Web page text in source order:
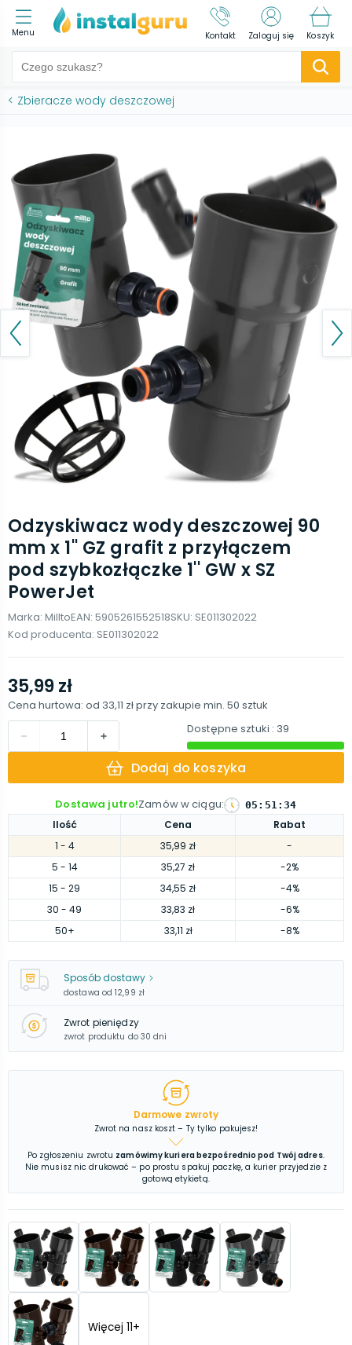
Menu Kontakt Zaloguj się Koszyk
< Zbieracze wody deszczowej
Odzyskiwacz wody deszczowej 90
mm x 1'' GZ grafit z przyłączem
pod szybkozłączke 1'' GW x SZ
PowerJet
Marka: MilltoEAN: 5905261552518SKU: SE011302022
Kod producenta: SE011302022
Ilość Cena
Rabat
1 - 4 35,99 zł
-
5 - 14 35,27 zł
-2%
15 - 29 34,55 zł
-4%
30 - 49 33,83 zł
-6%
50+ 33,11 zł -8%
35,99 zł
Cena hurtowa: od 33,11 złprzy zakupie min. 50 sztuk
Dostępne sztuki : 39
Dodaj do koszyka
Dostawa jutro!Zamów w ciągu: 05 : 51:33
Sposób dostawy
dostawa od 12,99 zł
Zwrot pieniędzy
zwrot produktu do 30 dni
Darmowe zwroty
Zwrot na nasz koszt – Ty tylko pakujesz!
Po zgłoszeniu zwrotu zamówimy kuriera bezpośrednio pod Twój adres.
Nie musisz nic drukować – po prostu spakuj paczkę, a kurier przyjedzie z
gotową etykietą.
Więcej 11+